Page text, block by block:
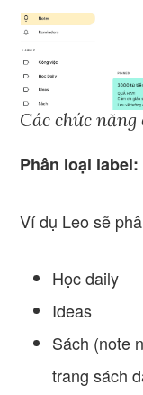
Các chức
Phân loại label:
Ví dụ Leo sẽ
Học daily
Ideas
Sách (note
trang sách